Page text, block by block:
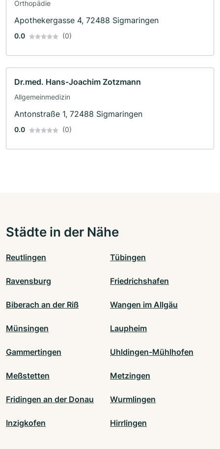
Orthopädie
Apothekergasse 4, 72488 Sigmaringen
0.0 (0)
Dr.med. Hans-Joachim Zotzmann
Allgemeinmedizin
Antonstraße 1, 72488 Sigmaringen
0.0 (0)
Städte in der Nähe
Reutlingen Tübingen
Ravensburg Friedrichshafen
Biberach an der Riß Wangen im Allgäu
Münsingen Laupheim
Gammertingen Uhldingen-Mühlhofen
Meßstetten Metzingen
Fridingen an der Donau Wurmlingen
Inzigkofen Hirrlingen